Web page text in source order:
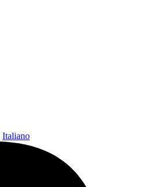
Italiano